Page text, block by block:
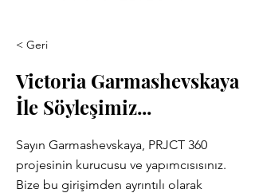
< Geri
Victoria Garmashevskaya
İle Söyleşimiz...
Sayın Garmashevskaya, PRJCT 360
projesinin kurucusu ve yapımcısısınız.
Bize bu girişimden ayrıntılı olarak